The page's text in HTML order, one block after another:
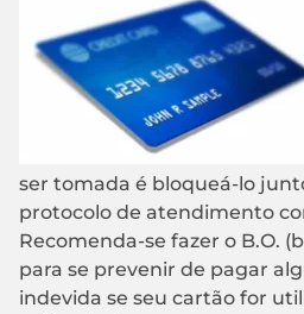
ser tomada é bloqueá-lo
protocolo de atendimento
Recomenda-se fazer o B.O.
para se prevenir de pagar
indevida se seu cartão for